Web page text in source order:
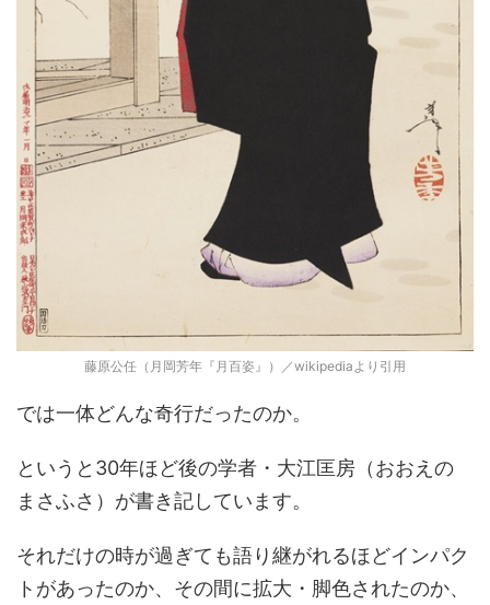
藤原公任（月岡芳年『月百姿』）／wikipediaより引用
では一体どんな奇行だったのか。
というと30年ほど後の学者・大江匡房（おおえの
まさふさ）が書き記しています。
それだけの時が過ぎても語り継がれるほどインパク
トがあったのか、その間に拡大・脚色されたのか、